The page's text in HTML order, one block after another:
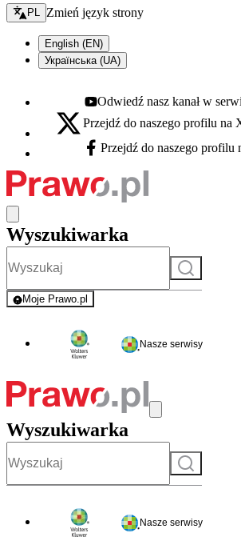
Zmień język - bieżący:
PL Zmień język strony
English (EN)
Українська (UA)
Youtube - otwiera się w nowej karcie
Odwiedź nasz kanał w
X - otwiera się w nowej karcie
Przejdź do naszego profilu na
Facebook - otwiera się w nowej karcie
Przejdź do naszego profilu
Wyszukiwarka
Szukaj
Moje Prawo.pl
- rejestracja i logowanie do serwisu
Nasze serwisy
Wyszukiwarka
Szukaj
Nasze serwisy